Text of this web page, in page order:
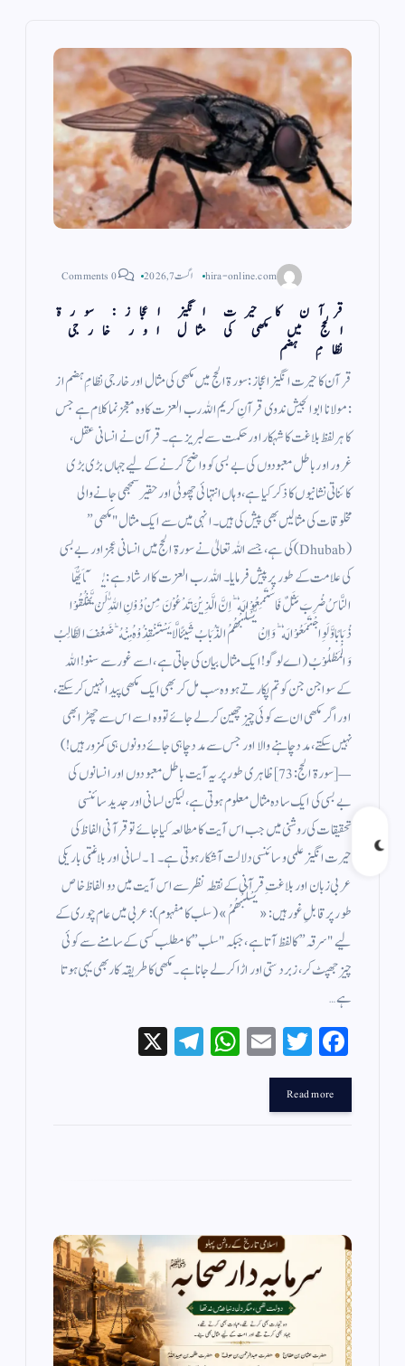
hira-online.com اگست 7, 2026 0 Comments
قرآن کا حیرت انگیز اعجاز: سورۃ
الحج میں مکھی کی مثال اور خارجی
نظامِ ہضم
قرآن کا حیرت انگیز اعجاز: سورۃ الحج میں مکھی کی مثال اور خارجی نظامِ ہضم از
: مولانا ابو الجیش ندوی قرآنِ کریم اللہ رب العزت کا وہ معجز نما کلام ہے جس
کا ہر لفظ بلاغت کا شہکار اور حکمت سے لبریز ہے۔ قرآن نے انسانی عقل،
غرور اور باطل معبودوں کی بے بسی کو واضح کرنے کے لیے جہاں بڑی بڑی
کائناتی نشانیوں کا ذکر کیا ہے، وہاں انتہائی چھوٹی اور حقیر سمجھی جانے والی
مخلوقات کی مثالیں بھی پیش کی ہیں۔ انہی میں سے ایک مثال "مکھی”
(Dhubab) کی ہے، جسے اللہ تعالیٰ نے سورۃ الحج میں انسانی عجز اور بے بسی
کی علامت کے طور پر پیش فرمایا۔ اللہ رب العزت کا ارشاد ہے: يٰۤاَيُّهَا
النَّاسُ ضُرِبَ مَثَلٌ فَاسْتَمِعُوْا لَهٗ ؕ اِنَّ الَّذِيْنَ تَدْعُوْنَ مِنْ دُوْنِ اللّٰهِ لَنْ يَّخْلُقُوْا
ذُبَابًا وَّ لَوِ اجْتَمَعُوْا لَهٗ ؕ وَ اِنْ يَّسْلُبْهُمُ الذُّبَابُ شَيئًا لَّا يَسْتَنْقِذُوْهُ مِنْهُ ؕ ضَعُفَ الطَّالِبُ
وَ الْمَطْلُوْبُ (اے لوگو! ایک مثال بیان کی جاتی ہے، اسے غور سے سنو! اللہ
کے سوا جن جن کو تم پکارتے ہو وہ سب مل کر بھی ایک مکھی پیدا نہیں کر سکتے،
اور اگر مکھی ان سے کوئی چیز چھین کر لے جائے تو وہ اسے اس سے چھڑا بھی
نہیں سکتے، مدد چاہنے والا اور جس سے مدد چاہی جائے دونوں ہی کمزور ہیں!)
— [سورۃ الحج: 73] ظاہری طور پر یہ آیت باطل معبودوں اور انسانوں کی
بے بسی کی ایک سادہ مثال معلوم ہوتی ہے، لیکن لسانی اور جدید سائنسی
تحقیقات کی روشنی میں جب اس آیت کا مطالعہ کیا جائے تو قرآنی الفاظ کی
حیرت انگیز علمی و سائنسی دلالت آشکار ہوتی ہے۔ 1۔ لسانی اور بلاغتی باریکی
عربی زبان اور بلاغتِ قرآنی کے نقطہ نظر سے اس آیت میں دو الفاظ خاص
طور پر قابلِ غور ہیں: «يَسْلُبْهُمُ» (سلب کا مفہوم): عربی میں عام چوری کے
لیے "سرقہ” کا لفظ آتا ہے، جبکہ "سلب” کا مطلب کسی کے سامنے سے کوئی
چیز جھپٹ کر، زبردستی اور اڑا کر لے جانا ہے۔ مکھی کا طریقہ کار بھی یہی ہوتا
ہے…
Fa
ce
bo
ok
T
wi
r
E
m
W
ha
Te
le
Read more